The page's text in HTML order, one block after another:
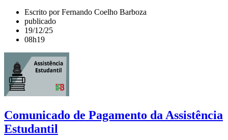
Escrito por Fernando Coelho Barboza
publicado
19/12/25
08h19
Comunicado de Pagamento da Assistência
Estudantil